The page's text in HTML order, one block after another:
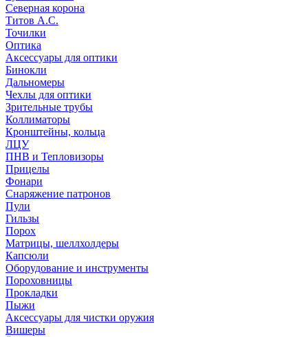
Северная корона
Титов А.С.
Точилки
Оптика
Аксессуары для оптики
Бинокли
Дальномеры
Чехлы для оптики
Зрительные трубы
Коллиматоры
Кронштейны, кольца
ЛЦУ
ПНВ и Тепловизоры
Прицелы
Фонари
Снаряжение патронов
Пули
Гильзы
Порох
Матрицы, шеллхолдеры
Капсюли
Оборудование и инструменты
Пороховницы
Прокладки
Пыжи
Аксессуары для чистки оружия
Вишеры